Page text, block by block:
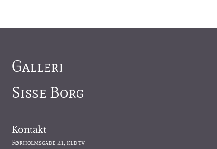
Galleri
Sisse Borg
Kontakt
Rørholmsgade 21, kld tv